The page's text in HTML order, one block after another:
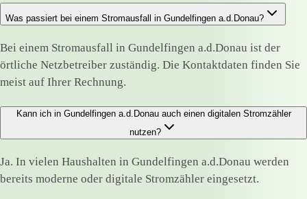
Was passiert bei einem Stromausfall in Gundelfingen a.d.Donau?
Bei einem Stromausfall in Gundelfingen a.d.Donau ist der
örtliche Netzbetreiber zuständig. Die Kontaktdaten finden Sie
meist auf Ihrer Rechnung.
Kann ich in Gundelfingen a.d.Donau auch einen digitalen Stromzähler
nutzen?
Ja. In vielen Haushalten in Gundelfingen a.d.Donau werden
bereits moderne oder digitale Stromzähler eingesetzt.